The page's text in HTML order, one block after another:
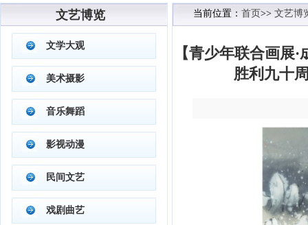
文艺博览
文学大观
美术摄影
音乐舞蹈
影视动漫
民间文艺
戏剧曲艺
当前位置： 首页>> 文艺博
【青少年联合画
胜利九十